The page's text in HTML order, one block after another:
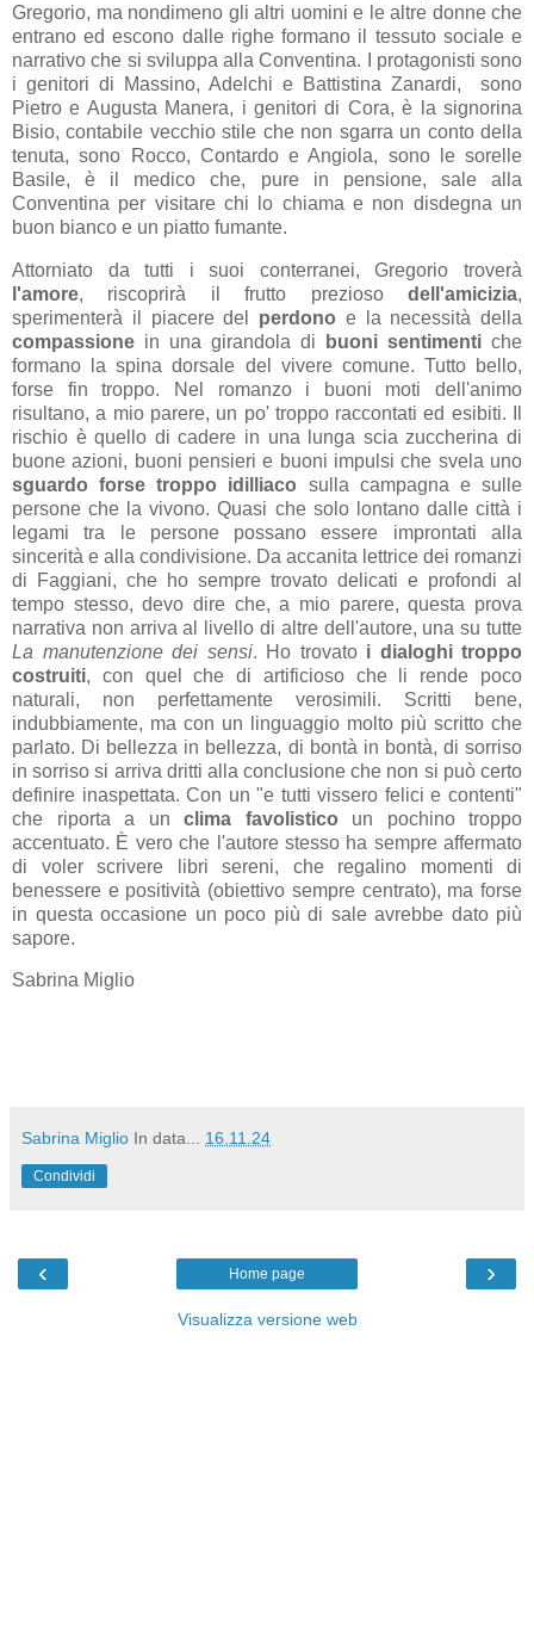
Gregorio, ma nondimeno gli altri uomini e le altre donne che
entrano ed escono dalle righe formano il tessuto sociale e
narrativo che si sviluppa alla Conventina. I protagonisti sono
i genitori di Massino, Adelchi e Battistina Zanardi, sono
Pietro e Augusta Manera, i genitori di Cora, è la signorina
Bisio, contabile vecchio stile che non sgarra un conto della
tenuta, sono Rocco, Contardo e Angiola, sono le sorelle
Basile, è il medico che, pure in pensione, sale alla
Conventina per visitare chi lo chiama e non disdegna un
buon bianco e un piatto fumante.
Attorniato da tutti i suoi conterranei, Gregorio troverà
l'amore, riscoprirà il frutto prezioso dell'amicizia,
sperimenterà il piacere del perdono e la necessità della
compassione in una girandola di buoni sentimenti che
formano la spina dorsale del vivere comune. Tutto bello,
forse fin troppo. Nel romanzo i buoni moti dell'animo
risultano, a mio parere, un po' troppo raccontati ed esibiti. Il
rischio è quello di cadere in una lunga scia zuccherina di
buone azioni, buoni pensieri e buoni impulsi che svela uno
sguardo forse troppo idilliaco sulla campagna e sulle
persone che la vivono. Quasi che solo lontano dalle città i
legami tra le persone possano essere improntati alla
sincerità e alla condivisione. Da accanita lettrice dei romanzi
di Faggiani, che ho sempre trovato delicati e profondi al
tempo stesso, devo dire che, a mio parere, questa prova
narrativa non arriva al livello di altre dell'autore, una su tutte
La manutenzione dei sensi. Ho trovato i dialoghi troppo
costruiti, con quel che di artificioso che li rende poco
naturali, non perfettamente verosimili. Scritti bene,
indubbiamente, ma con un linguaggio molto più scritto che
parlato. Di bellezza in bellezza, di bontà in bontà, di sorriso
in sorriso si arriva dritti alla conclusione che non si può certo
definire inaspettata. Con un "e tutti vissero felici e contenti"
che riporta a un clima favolistico un pochino troppo
accentuato. È vero che l'autore stesso ha sempre affermato
di voler scrivere libri sereni, che regalino momenti di
benessere e positività (obiettivo sempre centrato), ma forse
in questa occasione un poco più di sale avrebbe dato più
sapore.
Sabrina Miglio
Sabrina Miglio In data... 16.11.24
Condividi
‹ ›
Home page
Visualizza versione web